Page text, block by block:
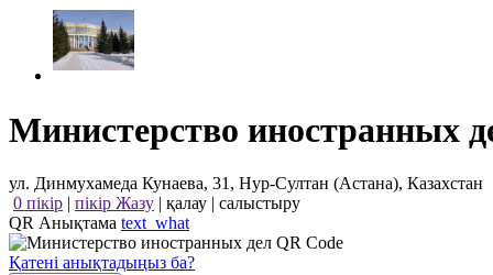
Министерство иностранных
ул. Динмухамеда Кунаева, 31, Нур-Султан (Астана), Казахстан
0 пікір | пікір Жазу | қалау | салыстыру
QR Анықтама text_what
Қатені анықтадыңыз ба?